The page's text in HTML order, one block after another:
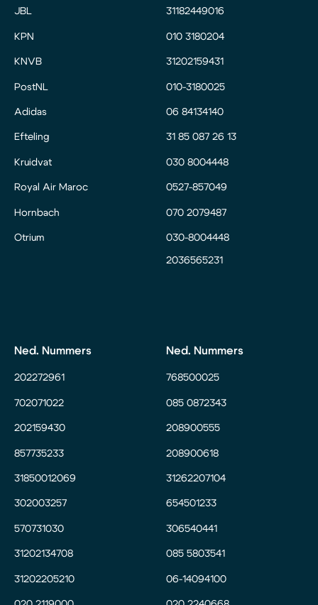
JBL
KPN
KNVB
PostNL
Adidas
Efteling
Kruidvat
Royal Air Maroc
Hornbach
Otrium
31182449016
010 3180204
31202159431
010-3180025
06 84134140
31 85 087 26 13
030 8004448
0527-857049
070 2079487
030-8004448
2036565231
Ned. Nummers
202272961
702071022
202159430
857735233
31850012069
302003257
570731030
31202134708
31202205210
Ned. Nummers
768500025
085 0872343
208900555
208900618
31262207104
654501233
306540441
085 5803541
06-14094100